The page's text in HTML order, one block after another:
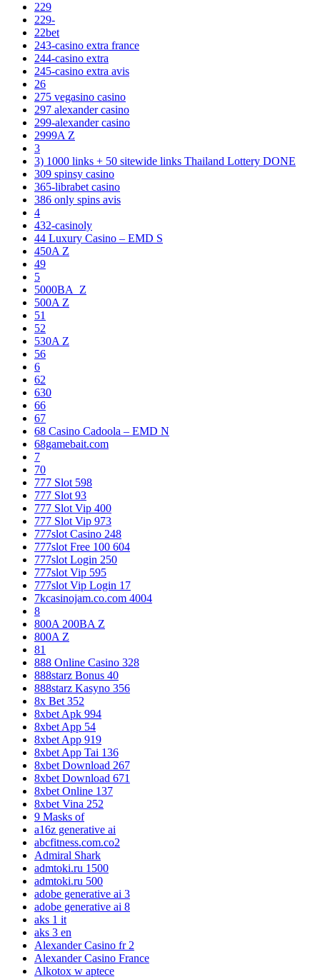
229
229-
22bet
243-casino extra france
244-casino extra
245-casino extra avis
26
275 vegasino casino
297 alexander casino
299-alexander casino
2999A Z
3
3) 1000 links + 50 sitewide links Thailand Lottery DONE
309 spinsy casino
365-librabet casino
386 only spins avis
4
432-casinoly
44 Luxury Casino – EMD S
450A Z
49
5
5000BA_Z
500A Z
51
52
530A Z
56
6
62
630
66
67
68 Casino Cadoola – EMD N
68gamebait.com
7
70
777 Slot 598
777 Slot 93
777 Slot Vip 400
777 Slot Vip 973
777slot Casino 248
777slot Free 100 604
777slot Login 250
777slot Vip 595
777slot Vip Login 17
7kcasinojam.co.com 4004
8
800A 200BA Z
800A Z
81
888 Online Casino 328
888starz Bonus 40
888starz Kasyno 356
8x Bet 352
8xbet Apk 994
8xbet App 54
8xbet App 919
8xbet App Tai 136
8xbet Download 267
8xbet Download 671
8xbet Online 137
8xbet Vina 252
9 Masks of
a16z generative ai
abcfitness.com.co2
Admiral Shark
admtoki.ru 1500
admtoki.ru 500
adobe generative ai 3
adobe generative ai 8
aks 1 it
aks 3 en
Alexander Casino fr 2
Alexander Casino France
Alkotox w aptece